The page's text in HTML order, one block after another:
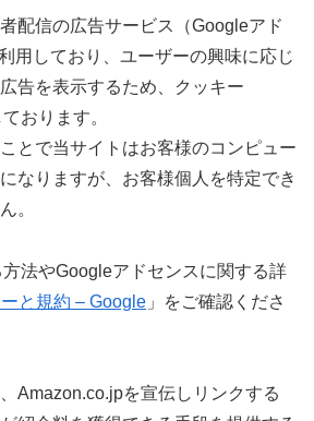
配信の広告サービス（Googleアド
用しており、ユーザーの興味に応じ
告を表示するため、クッキー
おります。
とで当サイトはお客様のコンピュー
なりますが、お客様個人を特定でき
。
法やGoogleアドセンスに関する詳
と規約 – Google 」をご確認くださ
Amazon.co.jpを宣伝しリンクする